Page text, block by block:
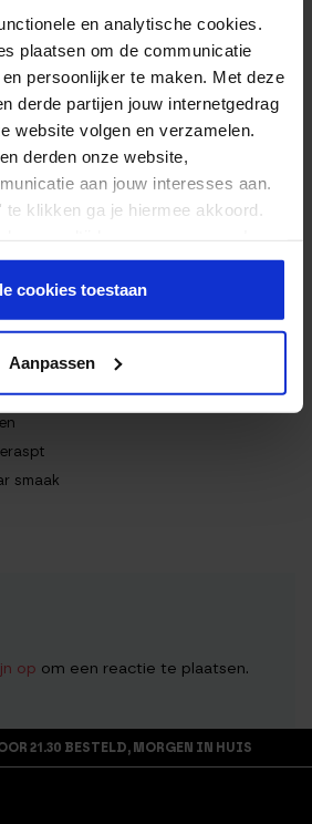
en analytische cookies.
plaatsen om de communicatie
persoonlijker te maken. Met deze
derde partijen jouw internetgedrag
website volgen en verzamelen.
derden onze website,
aan jouw interesses aan.
klikken ga je hiermee akkoord.
beleid.
cookies toestaan
Aanpassen
azijn
oregano
peterselie
gehakt
smaak
op om een reactie te plaatsen.
21.30 BESTELD, MORGEN IN HUIS